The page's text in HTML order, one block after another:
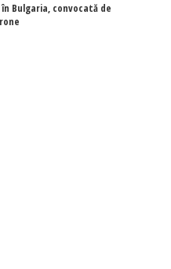
Bulgaria, convocată de